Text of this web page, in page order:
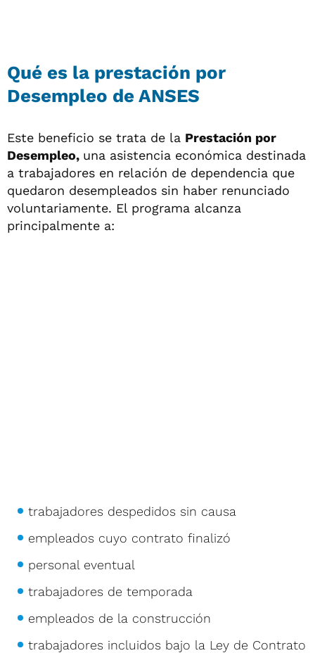
Qué es la prestación por
Desempleo de ANSES
Este beneficio se trata de la Prestación por
Desempleo, una asistencia económica destinada
a trabajadores en relación de dependencia que
quedaron desempleados sin haber renunciado
voluntariamente. El programa alcanza
principalmente a:
trabajadores despedidos sin causa
empleados cuyo contrato finalizó
personal eventual
trabajadores de temporada
empleados de la construcción
trabajadores incluidos bajo la Ley de Contrato